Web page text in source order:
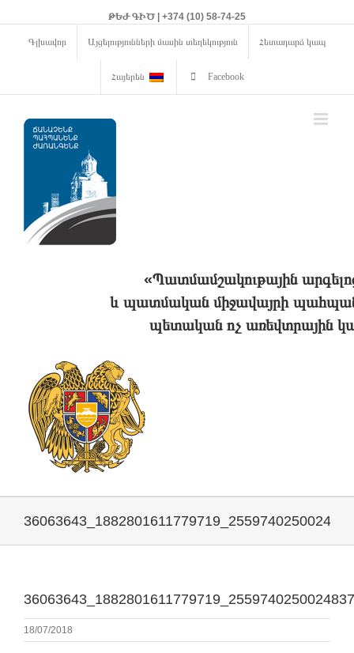
ԹԵԺ ԳԻԾ | +374 (10) 58-74-25
Գլխավոր Այցելությունների մասին տեղեկություն Հետադարձ կապ
Հայերեն Facebook
«Պատմամշակութային
և պատմական միջավայրի
պետական ոչ առեվտրային
18/07/2018